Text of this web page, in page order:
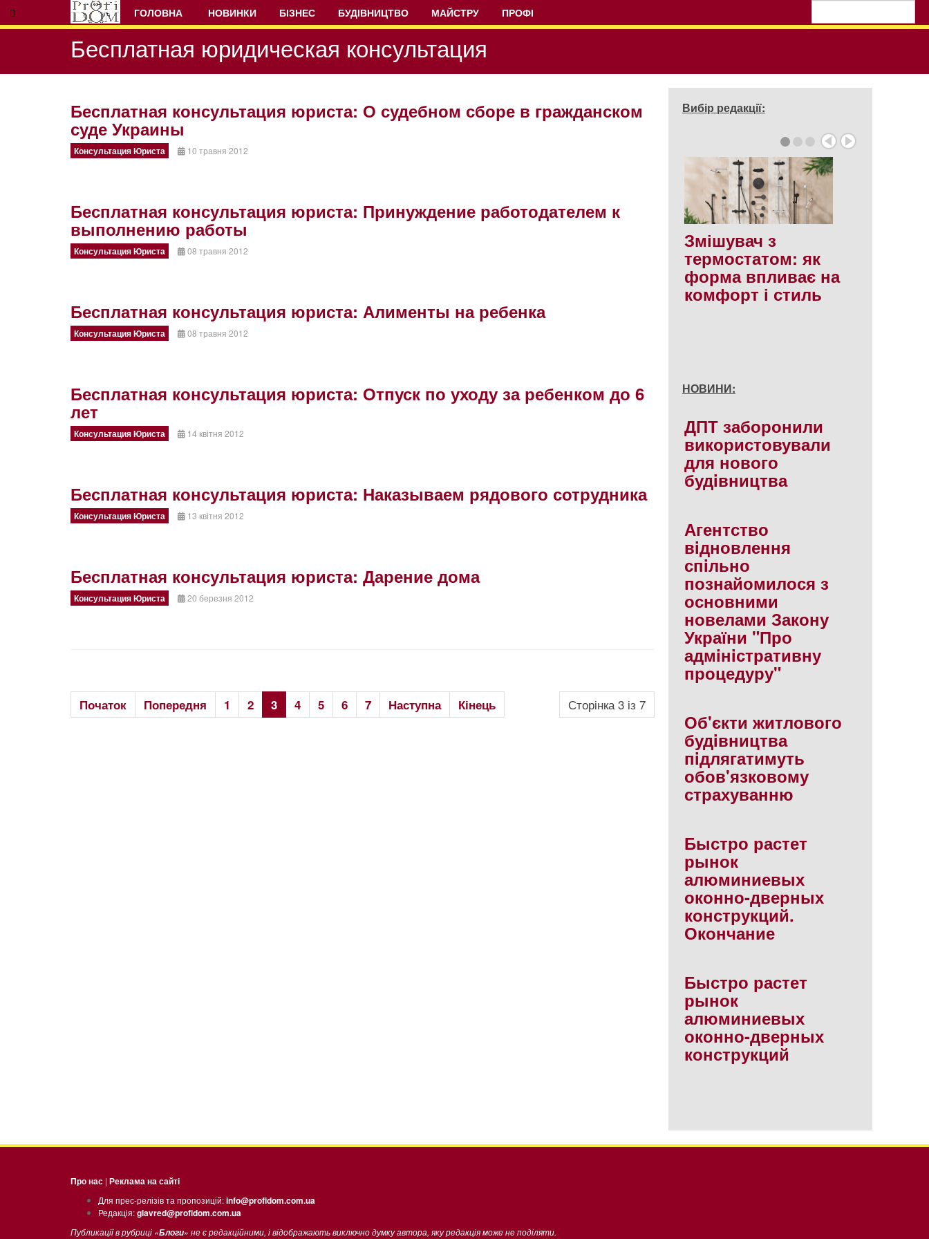
ГОЛОВНА НОВИНКИ БІЗНЕС БУДІВНИЦТВО МАЙСТРУ ПРОФІ
Бесплатная юридическая консультация
Бесплатная консультация юриста: О судебном сборе в гражданском
суде Украины
Консультация Юриста 10 травня 2012
Бесплатная консультация юриста: Принуждение работодателем к
выполнению работы
Консультация Юриста 08 травня 2012
Бесплатная консультация юриста: Алименты на ребенка
Консультация Юриста 08 травня 2012
Бесплатная консультация юриста: Отпуск по уходу за ребенком до 6
лет
Консультация Юриста 14 квітня 2012
Бесплатная консультация юриста: Наказываем рядового сотрудника
Консультация Юриста 13 квітня 2012
Бесплатная консультация юриста: Дарение дома
Консультация Юриста 20 березня 2012
Сторінка 3 із 7
Початок Попередня 1 2 3 4 5 6 7 Наступна Кінець
Вибір редакції:
PrevNext
Змішувач з
термостатом: як
форма впливає на
комфорт і стиль
НОВИНИ:
ДПТ заборонили
використовували
для нового
будiвництва
Агентство
вiдновлення
спiльно
познайомилося з
основними
новелами Закону
України "Про
адмiнiстративну
процедуру"
Об'єкти житлового
будiвництва
пiдлягатимуть
обов'язковому
страхуванню
Быстро растет
рынок
алюминиевых
оконно-дверных
конструкций.
Окончание
Быстро растет
рынок
алюминиевых
оконно-дверных
конструкций
Про нас | Реклама на сайті
Для прес-релізів та пропозицій:info@profidom.com.ua
Редакція:glavred@profidom.com.ua
Публикації в рубриці «Блоги» не є редакційними, і відображають виключно думку автора, яку редакція може не поділяти.